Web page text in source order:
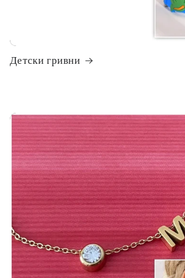
Детски гривни